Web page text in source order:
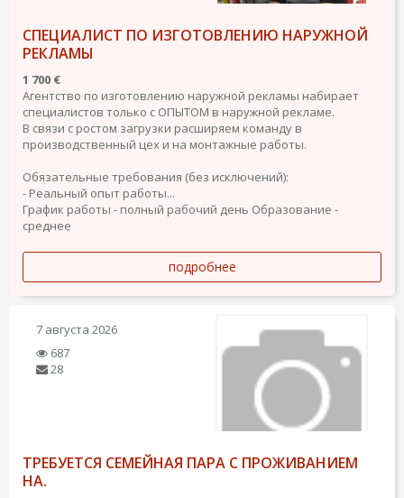
СПЕЦИАЛИСТ ПО ИЗГОТОВЛЕНИЮ НАРУЖНОЙ
РЕКЛАМЫ
1 700 €
Агентство по изготовлению наружной рекламы набирает
специалистов только с ОПЫТОМ в наружной рекламе.
В связи с ростом загрузки расширяем команду в
производственный цех и на монтажные работы.
Обязательные требования (без исключений):
- Реальный опыт работы...
График работы - полный рабочий день Образование -
среднее
подробнее
7 августа 2026
687
28
ТРЕБУЕТСЯ СЕМЕЙНАЯ ПАРА С ПРОЖИВАНИЕМ
НА.